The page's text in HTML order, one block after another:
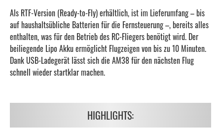
Als RTF-Version (Ready-to-Fly) erhältlich, ist im Lieferumfang – bis
auf haushaltsübliche Batterien für die Fernsteuerung –, bereits alles
enthalten, was für den Betrieb des RC-Fliegers benötigt wird. Der
beiliegende Lipo Akku ermöglicht Flugzeigen von bis zu 10 Minuten.
Dank USB-Ladegerät lässt sich die AM38 für den nächsten Flug
schnell wieder startklar machen.
HIGHLIGHTS: